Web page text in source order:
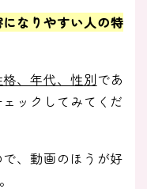
になりやすい人の特
、年代、性別であ
ックしてみてくだ
、動画のほうが好